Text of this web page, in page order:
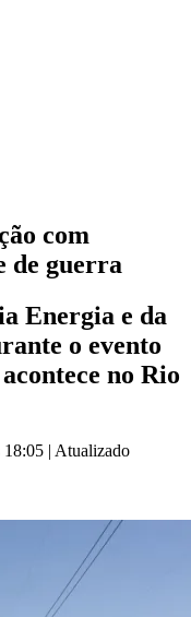
com
de guerra
Energia e da
o evento
no Rio
18:05 | Atualizado